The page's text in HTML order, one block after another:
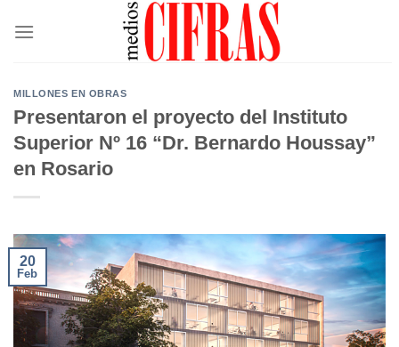
MILLONES EN OBRAS
Presentaron el proyecto del Instituto
Superior Nº 16 “Dr. Bernardo Houssay”
en Rosario
20
Feb